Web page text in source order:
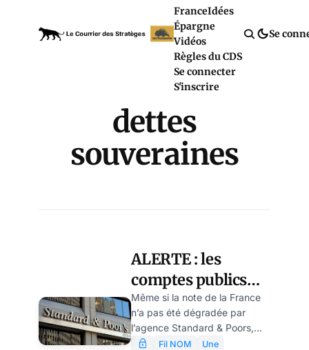
FranceIdées
Épargne
Vidéos
Règles du CDS
Se connecter
S'inscrire
Se
dettes
souveraines
ALERTE : les
comptes publics
français en pleine
implosion
Même si la note de la France
n’a pas été dégradée par
l’agence Standard & Poors,
comme le cartel de la presse
Fil NOM
Une